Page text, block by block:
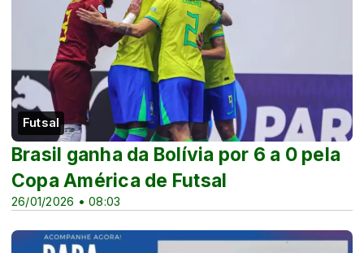
Futsal
26/01/2026 • 08:03
Brasil ganha da Bolívia por 6 a 0 pela
Copa América de Futsal